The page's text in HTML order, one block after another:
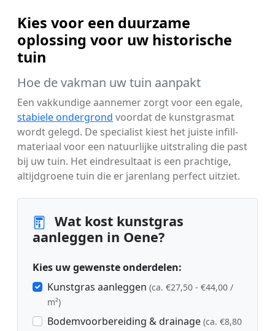
Kies voor een duurzame
oplossing voor uw historische
tuin
Hoe de vakman uw tuin aanpakt
Een vakkundige aannemer zorgt voor een egale,
stabiele ondergrond voordat de kunstgrasmat
wordt gelegd. De specialist kiest het juiste infill-
materiaal voor een natuurlijke uitstraling die past
bij uw tuin. Het eindresultaat is een prachtige,
altijdgroene tuin die er jarenlang perfect uitziet.
Wat kost kunstgras
aanleggen in Oene?
Kies uw gewenste onderdelen:
Kunstgras aanleggen (ca. €27,50 - €44,00 /
m²)
Bodemvoorbereiding & drainage (ca. €8,80